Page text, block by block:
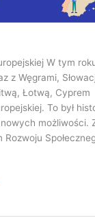
W tym
z Węgrami,
Łotwą,
To był
możliwości.
Rozwoju